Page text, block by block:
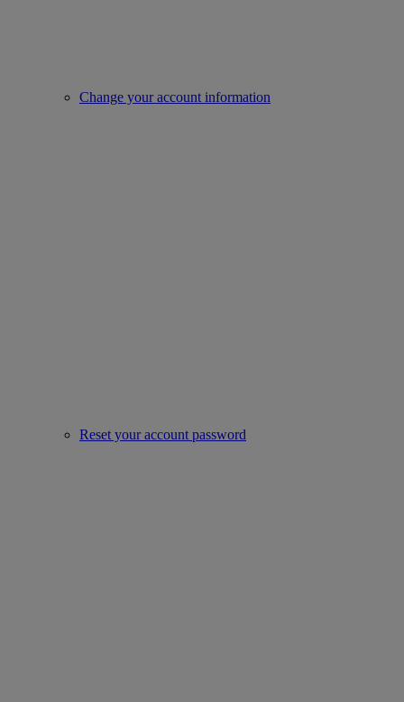
Change your account information
Reset your account password